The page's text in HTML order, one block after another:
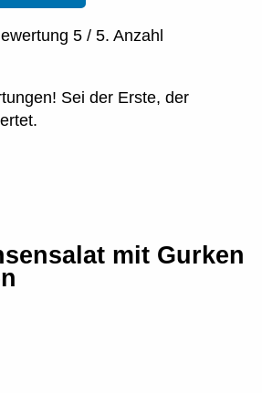
5 / 5. Anzahl
Sei der Erste, der
mit Gurken